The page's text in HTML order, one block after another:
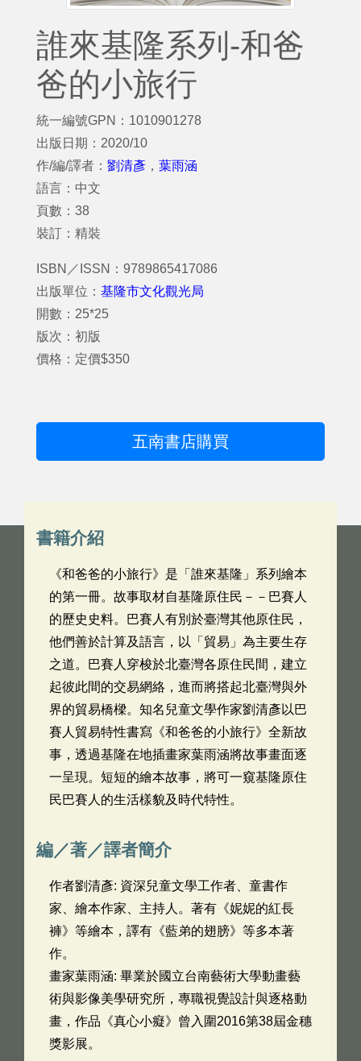
誰來基隆系列-和爸
爸的小旅行
統一編號GPN：1010901278
出版日期：2020/10
作/編/譯者： 劉清彥 ， 葉雨涵
語言：中文
頁數：38
裝訂：精裝
ISBN／ISSN：9789865417086
出版單位： 基隆市文化觀光局
開數：25*25
版次：初版
價格：定價$350
五南書店購買
書籍介紹
《和爸爸的小旅行》是「誰來基隆」系列繪本
的第一冊。故事取材自基隆原住民－－巴賽人
的歷史史料。巴賽人有別於臺灣其他原住民，
他們善於計算及語言，以「貿易」為主要生存
之道。巴賽人穿梭於北臺灣各原住民間，建立
起彼此間的交易網絡，進而將搭起北臺灣與外
界的貿易橋樑。知名兒童文學作家劉清彥以巴
賽人貿易特性書寫《和爸爸的小旅行》全新故
事，透過基隆在地插畫家葉雨涵將故事畫面逐
一呈現。短短的繪本故事，將可一窺基隆原住
民巴賽人的生活樣貌及時代特性。
編／著／譯者簡介
作者劉清彥: 資深兒童文學工作者、童書作
家、繪本作家、主持人。著有《妮妮的紅長
褲》等繪本，譯有《藍弟的翅膀》等多本著
作。
畫家葉雨涵: 畢業於國立台南藝術大學動畫藝
術與影像美學研究所，專職視覺設計與逐格動
畫，作品《真心小癡》曾入圍2016第38屆金穗
獎影展。